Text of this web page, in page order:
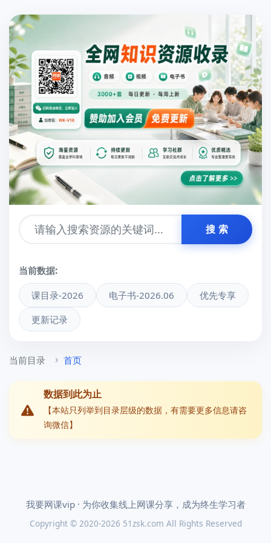
搜 索
当前数据:
课目录-2026 电子书-2026.06
优先专享
更新记录
当前目录 首页
数据到此为止
【本站只列举到目录层级的数据，有需要更多信息请咨
询微信】
我要网课vip · 为你收集线上网课分享，成为终生学习者
Copyright © 2020-2026 51zsk.com All Rights Reserved